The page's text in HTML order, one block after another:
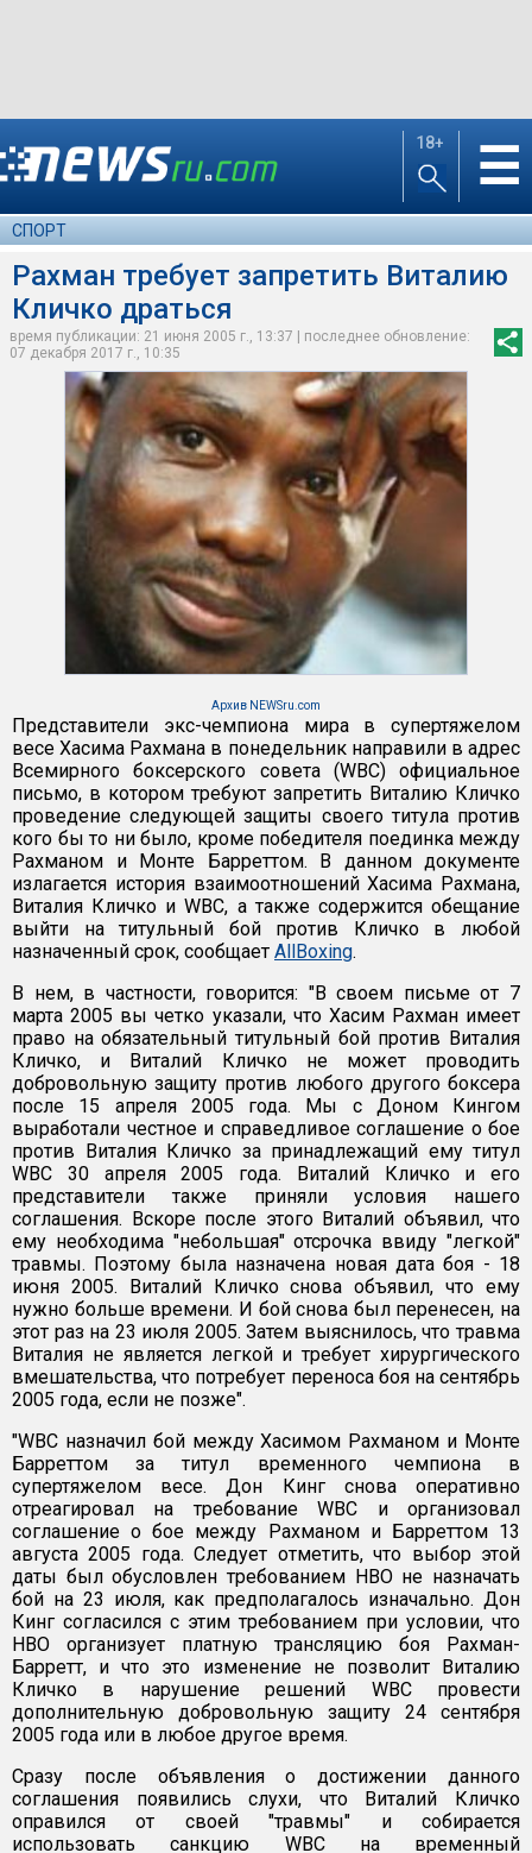
18+ ☰
СПОРТ
Рахман требует запретить Виталию
Кличко драться
время публикации: 21 июня 2005 г., 13:37 | последнее обновление:
07 декабря 2017 г., 10:35
Архив NEWSru.com
Представители экс-чемпиона мира в супертяжелом
весе Хасима Рахмана в понедельник направили в адрес
Всемирного боксерского совета (WBC) официальное
письмо, в котором требуют запретить Виталию Кличко
проведение следующей защиты своего титула против
кого бы то ни было, кроме победителя поединка между
Рахманом и Монте Барреттом. В данном документе
излагается история взаимоотношений Хасима Рахмана,
Виталия Кличко и WBC, а также содержится обещание
выйти на титульный бой против Кличко в любой
назначенный срок, сообщает AllBoxing.
В нем, в частности, говорится: "В своем письме от 7
марта 2005 вы четко указали, что Хасим Рахман имеет
право на обязательный титульный бой против Виталия
Кличко, и Виталий Кличко не может проводить
добровольную защиту против любого другого боксера
после 15 апреля 2005 года. Мы с Доном Кингом
выработали честное и справедливое соглашение о бое
против Виталия Кличко за принадлежащий ему титул
WBC 30 апреля 2005 года. Виталий Кличко и его
представители также приняли условия нашего
соглашения. Вскоре после этого Виталий объявил, что
ему необходима "небольшая" отсрочка ввиду "легкой"
травмы. Поэтому была назначена новая дата боя - 18
июня 2005. Виталий Кличко снова объявил, что ему
нужно больше времени. И бой снова был перенесен, на
этот раз на 23 июля 2005. Затем выяснилось, что травма
Виталия не является легкой и требует хирургического
вмешательства, что потребует переноса боя на сентябрь
2005 года, если не позже".
"WBC назначил бой между Хасимом Рахманом и Монте
Барреттом за титул временного чемпиона в
супертяжелом весе. Дон Кинг снова оперативно
отреагировал на требование WBC и организовал
соглашение о бое между Рахманом и Барреттом 13
августа 2005 года. Следует отметить, что выбор этой
даты был обусловлен требованием HBO не назначать
бой на 23 июля, как предполагалось изначально. Дон
Кинг согласился с этим требованием при условии, что
HBO организует платную трансляцию боя Рахман-
Барретт, и что это изменение не позволит Виталию
Кличко в нарушение решений WBC провести
дополнительную добровольную защиту 24 сентября
2005 года или в любое другое время.
Сразу после объявления о достижении данного
соглашения появились слухи, что Виталий Кличко
оправился от своей "травмы" и собирается
использовать санкцию WBC на временный